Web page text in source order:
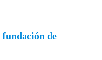
de